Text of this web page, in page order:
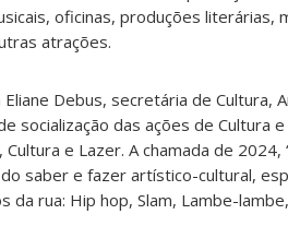
oficinas, produções
atrações.
Debus, secretária de Cultura,
socialização das ações de Cultura
e Lazer. A chamada de
saber e fazer artístico-cultural,
da rua: Hip hop, Slam, Lambe-